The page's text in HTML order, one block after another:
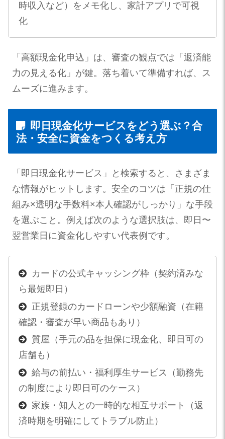
時収入など）をメモ化し、家計アプリで可視
化
「高額現金化申込」は、審査の観点では「返済能
力の見える化」が鍵。落ち着いて準備すれば、ス
ムーズに進みます。
即日現金化サービスをどう選ぶ？合
法・安全に資金をつくる考え方
「即日現金化サービス」と検索すると、さまざま
な情報がヒットします。安全のコツは「正規の仕
組み×透明な手数料×本人確認がしっかり」な手段
を選ぶこと。例えば次のような選択肢は、即日〜
翌営業日に資金化しやすい代表例です。
カードの公式キャッシング枠（契約済みな
ら最短即日）
正規登録のカードローンや少額融資（在籍
確認・審査が早い商品もあり）
質屋（手元の品を担保に現金化、即日可の
店舗も）
給与の前払い・福利厚生サービス（勤務先
の制度により即日可のケース）
家族・知人との一時的な相互サポート（返
済時期を明確にしてトラブル防止）